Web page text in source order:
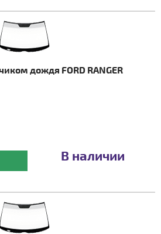
дождя FORD RANGER
В наличии